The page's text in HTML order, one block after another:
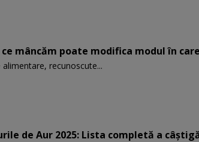
ce mâncăm poate modifica modul în
alimentare, recunoscute...
de Aur 2025: Lista completă a